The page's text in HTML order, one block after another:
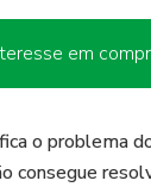
em
o problema
consegue